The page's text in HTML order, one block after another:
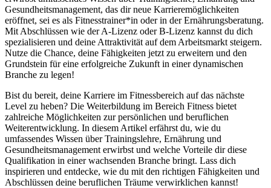
Gesundheitsmanagement, das dir neue Karrieremöglichkeiten
eröffnet, sei es als Fitnesstrainer*in oder in der Ernährungsberatung.
Mit Abschlüssen wie der A-Lizenz oder B-Lizenz kannst du dich
spezialisieren und deine Attraktivität auf dem Arbeitsmarkt steigern.
Nutze die Chance, deine Fähigkeiten jetzt zu erweitern und den
Grundstein für eine erfolgreiche Zukunft in einer dynamischen
Branche zu legen!
Bist du bereit, deine Karriere im Fitnessbereich auf das nächste
Level zu heben? Die Weiterbildung im Bereich Fitness bietet
zahlreiche Möglichkeiten zur persönlichen und beruflichen
Weiterentwicklung. In diesem Artikel erfährst du, wie du
umfassendes Wissen über Trainingslehre, Ernährung und
Gesundheitsmanagement erwirbst und welche Vorteile dir diese
Qualifikation in einer wachsenden Branche bringt. Lass dich
inspirieren und entdecke, wie du mit den richtigen Fähigkeiten und
Abschlüssen deine beruflichen Träume verwirklichen kannst!